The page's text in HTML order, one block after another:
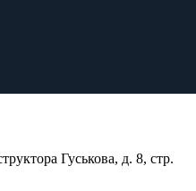
Гуськова, д. 8, стр.